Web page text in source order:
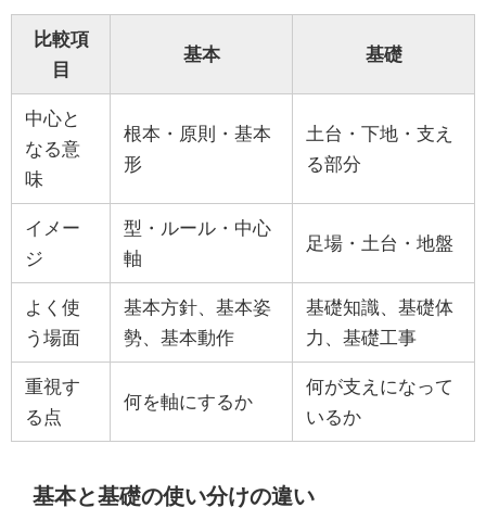
比較項
目
基本 基礎
中心と
なる意
味
根本・原則・基本
形
土台・下地・支え
る部分
イメー
ジ
型・ルール・中心
軸
足場・土台・地盤
よく使
う場面
基本方針、基本姿
勢、基本動作
基礎知識、基礎体
力、基礎工事
重視す
る点
何を軸にするか
何が支えになって
いるか
基本と基礎の使い分けの違い